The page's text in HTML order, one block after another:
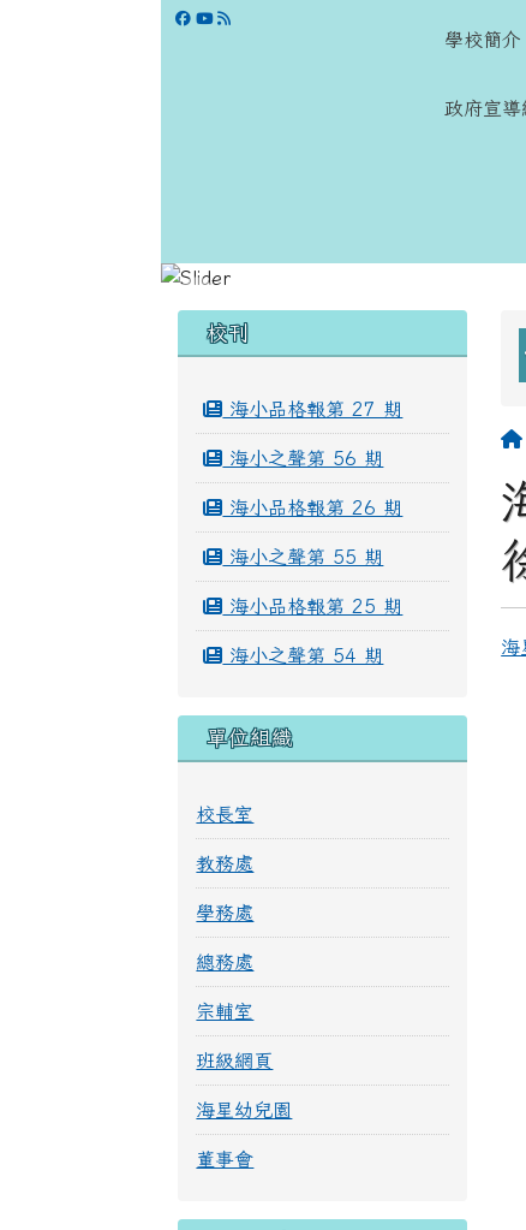
學校網站 學校簡介
政府宣導
左邊區域內容
校刊
海小品格報第 27 期
海小之聲第 56 期
海小品格報第 26 期
海小之聲第 55 期
海小品格報第 25 期
海小之聲第 54 期
單位組織
校長室
教務處
學務處
總務處
宗輔室
班級網頁
海星幼兒園
董事會
海